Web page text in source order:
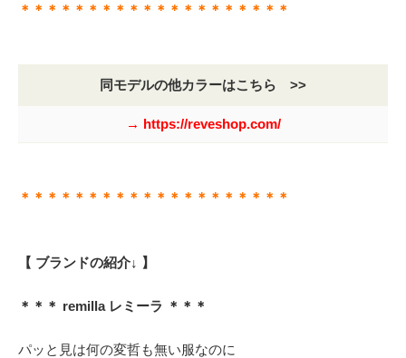
＊＊＊＊＊＊＊＊＊＊＊＊＊＊＊＊＊＊＊＊
同モデルの他カラーはこちら >>
→ https://reveshop.com/
＊＊＊＊＊＊＊＊＊＊＊＊＊＊＊＊＊＊＊＊
【 ブランドの紹介↓ 】
＊＊＊ remilla レミーラ ＊＊＊
パッと見は何の変哲も無い服なのに